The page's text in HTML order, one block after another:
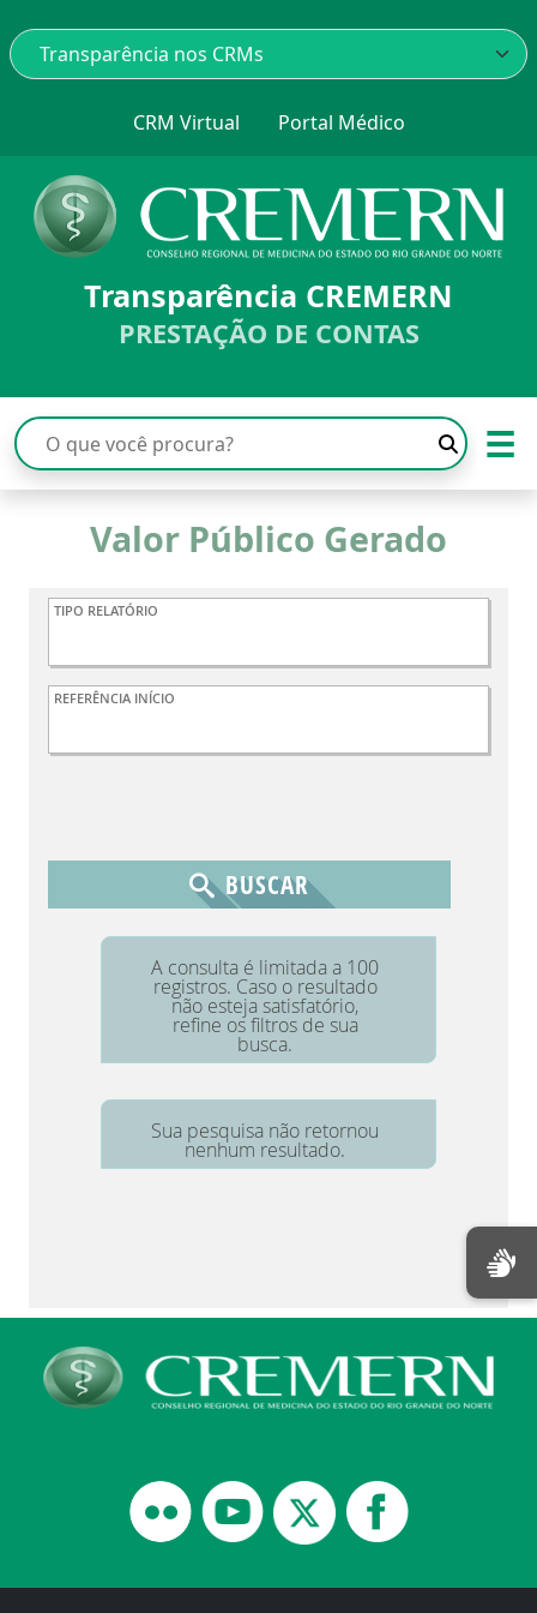
CRM Virtual Portal Médico
Transparência CREMERN
PRESTAÇÃO DE CONTAS
☰
Valor Público Gerado